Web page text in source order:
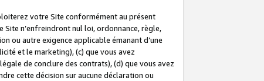
votre Site conformément au présent
n’enfreindront nul loi, ordonnance, règle,
ou autre exigence applicable émanant d’une
et le marketing), (c) que vous avez
de conclure des contrats), (d) que vous avez
cette décision sur aucune déclaration ou